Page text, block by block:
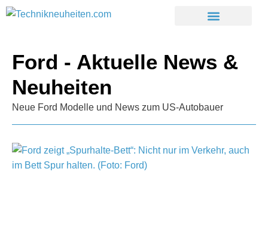
Ford - Aktuelle News &
Neuheiten
Neue Ford Modelle und News zum US-Autobauer